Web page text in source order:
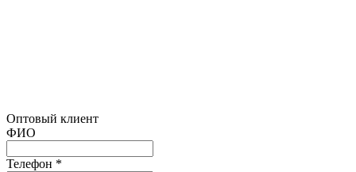
Оптовый клиент
ФИО
Телефон *